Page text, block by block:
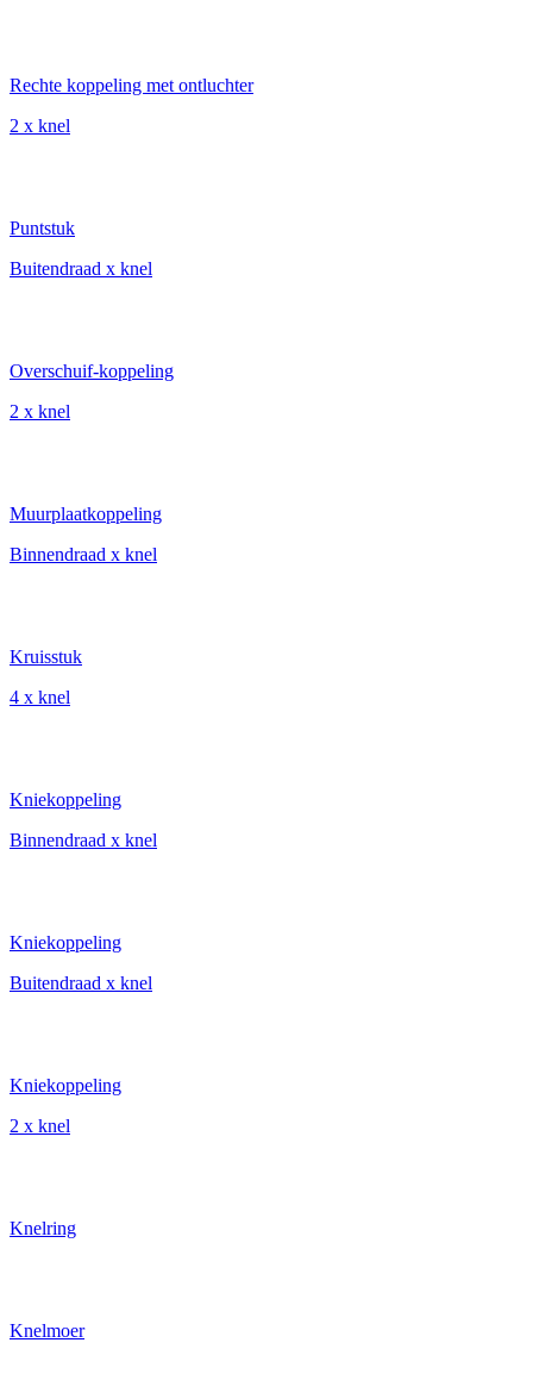
Rechte koppeling met ontluchter
2 x knel
Puntstuk
Buitendraad x knel
Overschuif-koppeling
2 x knel
Muurplaatkoppeling
Binnendraad x knel
Kruisstuk
4 x knel
Kniekoppeling
Binnendraad x knel
Kniekoppeling
Buitendraad x knel
Kniekoppeling
2 x knel
Knelring
Knelmoer